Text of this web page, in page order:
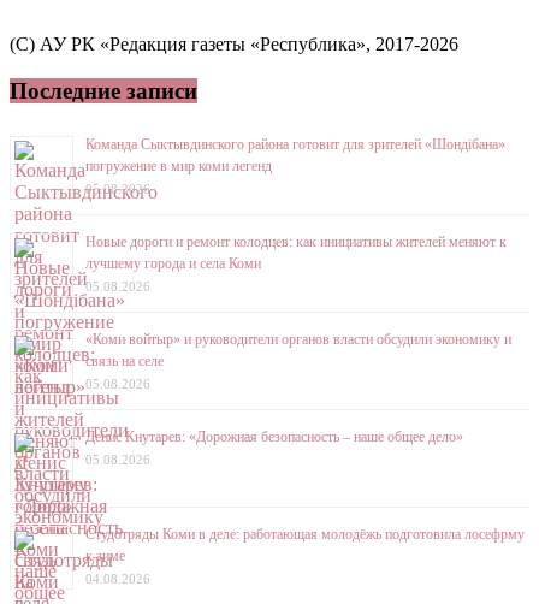
(C) АУ РК «Редакция газеты «Республика», 2017-2026
Последние записи
Команда Сыктывдинского района готовит для зрителей «Шондібана»
погружение в мир коми легенд
05.08.2026
Новые дороги и ремонт колодцев: как инициативы жителей меняют к
лучшему города и села Коми
05.08.2026
«Коми войтыр» и руководители органов власти обсудили экономику и
связь на селе
05.08.2026
Денис Кнутарев: «Дорожная безопасность – наше общее дело»
05.08.2026
Студотряды Коми в деле: работающая молодёжь подготовила лосефрму
к зиме
04.08.2026